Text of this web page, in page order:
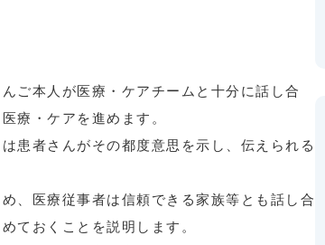
ご本人が医療・ケアチームと十分に話し合
療・ケアを進めます。
患者さんがその都度意思を示し、伝えられる
、医療従事者は信頼できる家族等とも話し合
ておくことを説明します。